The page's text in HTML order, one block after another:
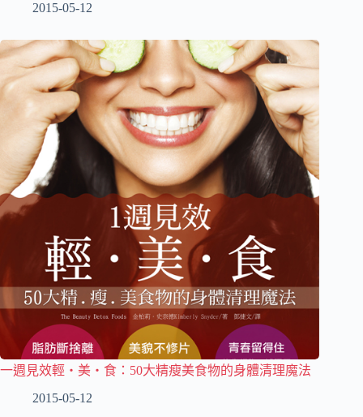
2015-05-12
一週見效輕‧美‧食：50大精瘦美食物的身體清理魔法
2015-05-12